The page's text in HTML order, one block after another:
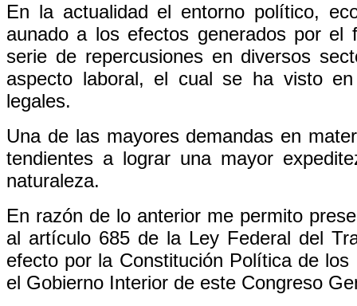
En la actualidad el entorno político,
aunado a los efectos generados por el
serie de repercusiones en diversos
aspecto laboral, el cual se ha visto
legales.
Una de las mayores demandas en
tendientes a lograr una mayor
naturaleza.
En razón de lo anterior me permito
al artículo 685 de la Ley Federal del
efecto por la Constitución Política de
el Gobierno Interior de este Congreso